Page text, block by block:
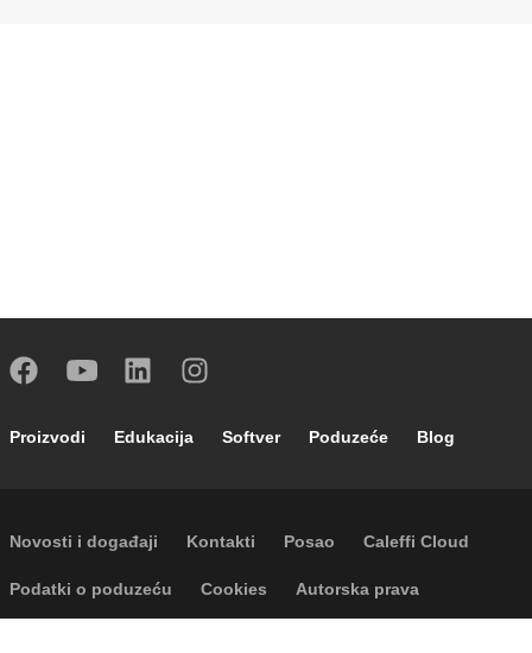
Footer main navigation
Proizvodi Edukacija Softver Poduzeće Blog
Footer secondary navigation
Novosti i događaji Kontakti Posao Caleffi Cloud
Footer menu
Podatki o poduzeću Cookies Autorska prava